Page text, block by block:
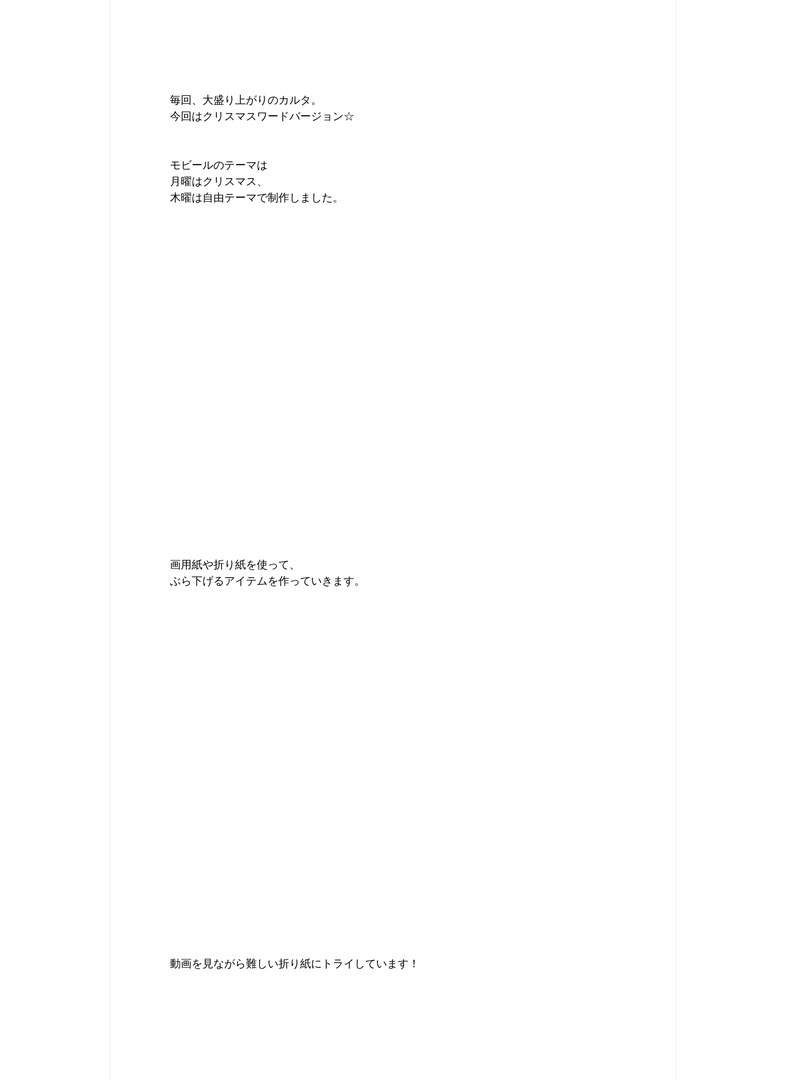
毎回、大盛り上がりのカルタ。
今回はクリスマスワードバージョン☆
モビールのテーマは
月曜はクリスマス、
木曜は自由テーマで制作しました。
画用紙や折り紙を使って、
ぶら下げるアイテムを作っていきます。
動画を見ながら難しい折り紙にトライしています！